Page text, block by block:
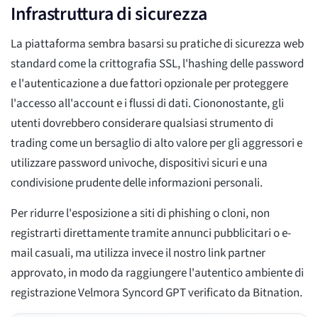
Infrastruttura di sicurezza
La piattaforma sembra basarsi su pratiche di sicurezza web
standard come la crittografia SSL, l'hashing delle password
e l'autenticazione a due fattori opzionale per proteggere
l'accesso all'account e i flussi di dati. Ciononostante, gli
utenti dovrebbero considerare qualsiasi strumento di
trading come un bersaglio di alto valore per gli aggressori e
utilizzare password univoche, dispositivi sicuri e una
condivisione prudente delle informazioni personali.
Per ridurre l'esposizione a siti di phishing o cloni, non
registrarti direttamente tramite annunci pubblicitari o e-
mail casuali, ma utilizza invece il nostro link partner
approvato, in modo da raggiungere l'autentico ambiente di
registrazione Velmora Syncord GPT verificato da Bitnation.